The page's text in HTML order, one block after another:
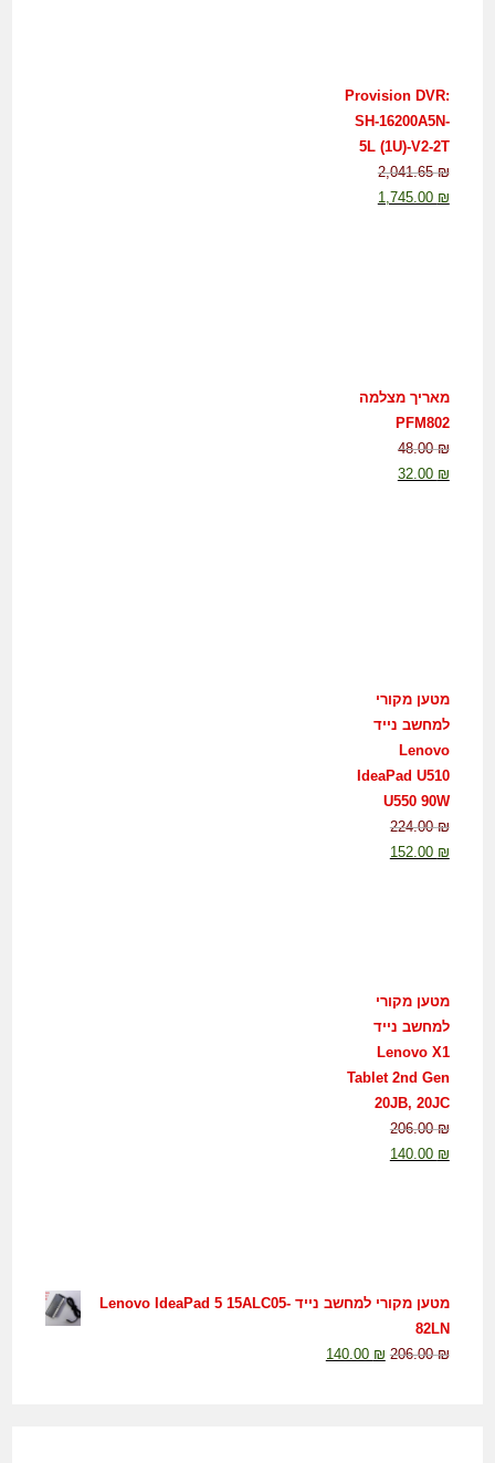
Provision DVR:
SH-16200A5N-
5L (1U)-V2-2T
2,041.65₪
1,745.00 ₪
מאריך מצלמה
PFM802
48.00₪
32.00 ₪
מטען מקורי
למחשב נייד
Lenovo
IdeaPad U510
U550 90W
224.00₪
152.00 ₪
מטען מקורי
למחשב נייד
Lenovo X1
Tablet 2nd Gen
20JB, 20JC
206.00₪
140.00 ₪
מטען מקורי למחשב נייד Lenovo IdeaPad 5 15ALC05-
82LN
206.00₪
140.00 ₪